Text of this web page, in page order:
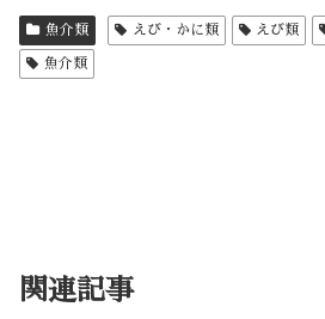
魚介類 えび・かに類 えび類
魚介類
関連記事